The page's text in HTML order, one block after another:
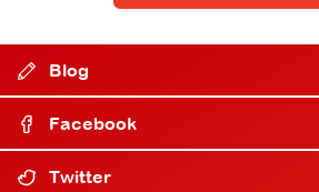
Blog
Facebook
Twitter